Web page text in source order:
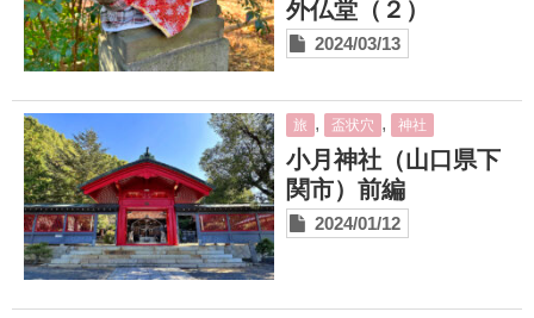
外仏堂（２）
2024/03/13
旅 , 盃状穴 , 神社
小月神社（山口県下
関市）前編
2024/01/12